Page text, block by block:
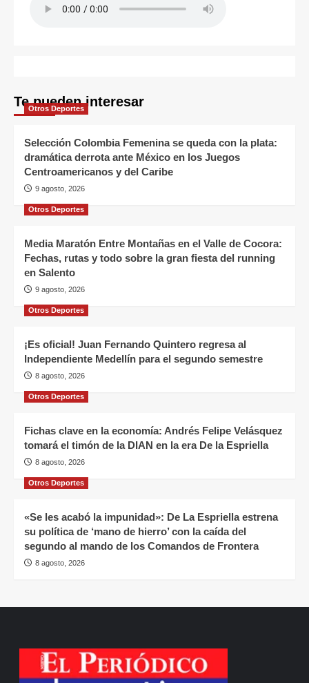
Te pueden interesar
Otros Deportes
Selección Colombia Femenina se queda con la plata:
dramática derrota ante México en los Juegos
Centroamericanos y del Caribe
9 agosto, 2026
Otros Deportes
Media Maratón Entre Montañas en el Valle de Cocora:
Fechas, rutas y todo sobre la gran fiesta del running
en Salento
9 agosto, 2026
Otros Deportes
¡Es oficial! Juan Fernando Quintero regresa al
Independiente Medellín para el segundo semestre
8 agosto, 2026
Otros Deportes
Fichas clave en la economía: Andrés Felipe Velásquez
tomará el timón de la DIAN en la era De la Espriella
8 agosto, 2026
Otros Deportes
«Se les acabó la impunidad»: De La Espriella estrena
su política de ‘mano de hierro’ con la caída del
segundo al mando de los Comandos de Frontera
8 agosto, 2026